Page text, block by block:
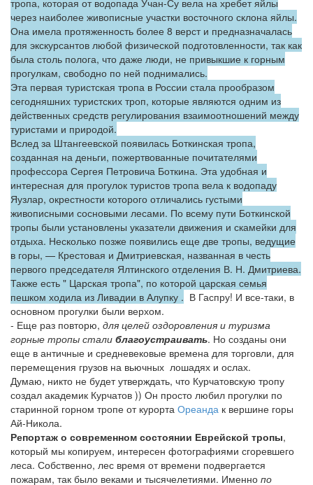
через наиболее живописные участки восточного склона яйлы.
Она имела протяженность более 8 верст и предназначалась
для экскурсантов любой физической подготовленности, так как
была столь полога, что даже люди, не привыкшие к горным
прогулкам, свободно по ней поднимались.
Эта первая туристская тропа в России стала прообразом
сегодняшних туристских троп, которые являются одним из
действенных средств регулирования взаимоотношений между
туристами и природой.
Вслед за Штангеевской появилась Боткинская тропа,
созданная на деньги, пожертвованные почитателями
профессора Сергея Петровича Боткина. Эта удобная и
интересная для прогулок туристов тропа вела к водопаду
Яузлар, окрестности которого отличались густыми
живописными сосновыми лесами. По всему пути Боткинской
тропы были установлены указатели движения и скамейки для
отдыха. Несколько позже появились еще две тропы, ведущие
в горы, — Крестовая и Дмитриевская, названная в честь
первого председателя Ялтинского отделения В. Н. Дмитриева.
Также есть " Царская тропа", по которой царская семья
пешком ходила из Ливадии в Алупку . В Гаспру! И все-таки, в
основном прогулки были верхом.
- Еще раз повторю, для целей оздоровления и туризма
горные тропы стали благоустраивать. Но созданы они
еще в античные и средневековые времена для торговли, для
перемещения грузов на вьючных лошадях и ослах.
Думаю, никто не будет утверждать, что Курчатовскую тропу
создал академик Курчатов )) Он просто любил прогулки по
старинной горном тропе от курорта Ореанда к вершине горы
Ай-Никола.
Репортаж о современном состоянии Еврейской тропы,
который мы копируем, интересен фотографиями сгоревшего
леса. Собственно, лес время от времени подвергается
пожарам, так было веками и тысячелетиями. Именно по